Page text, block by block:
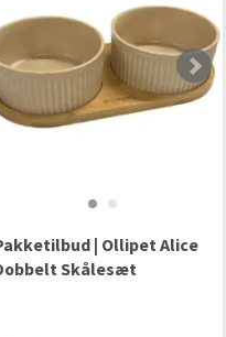
| Ollipet Alice
Skålesæt